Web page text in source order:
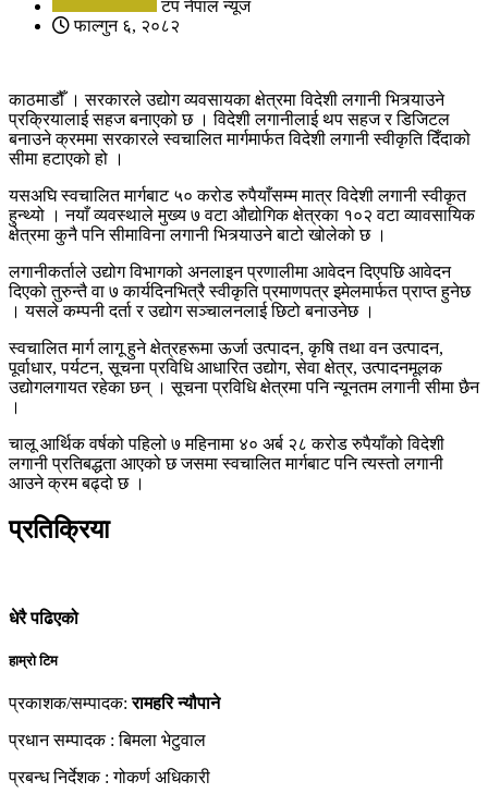
टप नेपाल न्यूज
फाल्गुन ६, २०८२
काठमाडौँ । सरकारले उद्योग व्यवसायका क्षेत्रमा विदेशी लगानी भित्र्याउने
प्रक्रियालाई सहज बनाएको छ । विदेशी लगानीलाई थप सहज र डिजिटल
बनाउने क्रममा सरकारले स्वचालित मार्गमार्फत विदेशी लगानी स्वीकृति दिँदाको
सीमा हटाएको हो ।
यसअघि स्वचालित मार्गबाट ५० करोड रुपैयाँसम्म मात्र विदेशी लगानी स्वीकृत
हुन्थ्यो । नयाँ व्यवस्थाले मुख्य ७ वटा औद्योगिक क्षेत्रका १०२ वटा व्यावसायिक
क्षेत्रमा कुनै पनि सीमाविना लगानी भित्र्याउने बाटो खोलेको छ ।
लगानीकर्ताले उद्योग विभागको अनलाइन प्रणालीमा आवेदन दिएपछि आवेदन
दिएको तुरुन्तै वा ७ कार्यदिनभित्रै स्वीकृति प्रमाणपत्र इमेलमार्फत प्राप्त हुनेछ
। यसले कम्पनी दर्ता र उद्योग सञ्चालनलाई छिटो बनाउनेछ ।
स्वचालित मार्ग लागू हुने क्षेत्रहरूमा ऊर्जा उत्पादन, कृषि तथा वन उत्पादन,
पूर्वाधार, पर्यटन, सूचना प्रविधि आधारित उद्योग, सेवा क्षेत्र, उत्पादनमूलक
उद्योगलगायत रहेका छन् । सूचना प्रविधि क्षेत्रमा पनि न्यूनतम लगानी सीमा छैन
।
चालू आर्थिक वर्षको पहिलो ७ महिनामा ४० अर्ब २८ करोड रुपैयाँको विदेशी
लगानी प्रतिबद्धता आएको छ जसमा स्वचालित मार्गबाट पनि त्यस्तो लगानी
आउने क्रम बढ्दो छ ।
प्रतिक्रिया
धेरै पढिएको
हाम्रो टिम
प्रकाशक/सम्पादक:रामहरि न्यौपाने
प्रधान सम्पादक : बिमला भेटुवाल
प्रबन्ध निर्देशक : गोकर्ण अधिकारी